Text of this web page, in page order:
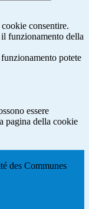
consentire.
funzionamento della
potete
essere
pagina della cookie
des Communes